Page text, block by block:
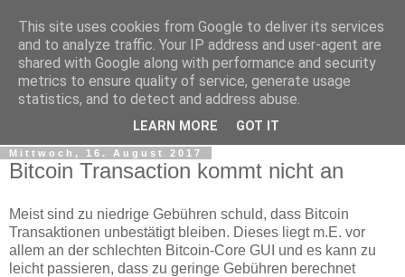
tobsen.de
Dinge die das Leben erleichtern, Wissenswertes, C# und
Mittwoch, 16. August 2017
Bitcoin Transaction kommt nicht an
Meist sind zu niedrige Gebühren schuld, dass Bitcoin
Transaktionen unbestätigt bleiben. Dieses liegt m.E. vor
allem an der schlechten Bitcoin-Core GUI und es kann zu
leicht passieren, dass zu geringe Gebühren berechnet
This site uses cookies from Google to deliver its services
and to analyze traffic. Your IP address and user-agent are
shared with Google along with performance and security
metrics to ensure quality of service, generate usage
statistics, and to detect and address abuse.
LEARN MORE GOT IT